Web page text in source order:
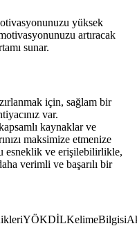
yüksek
artıracak
sunar.
için, sağlam bir
var.
kaynaklar ve
maksimize etmenize
esneklik ve erişilebilirlikle,
verimli ve başarılı bir
YÖKDİLKelimeBilgisi